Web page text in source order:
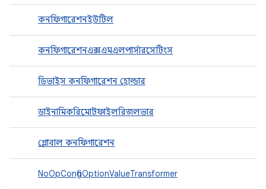
কনফিগারেশনইউটিল
কনফিগারেশনএক্সএমএলপার্সারসেটিংস
ডিভাইস কনফিগারেশন হোল্ডার
ডাইনামিকরিমোটফাইলরিজলভার
গ্লোবাল কনফিগারেশন
NoOpConfigOptionValueTransformer